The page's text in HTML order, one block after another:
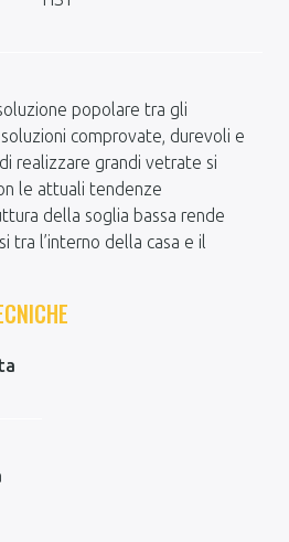
popolare tra gli
comprovate, durevoli e
realizzare grandi vetrate si
le attuali tendenze
della soglia bassa rende
tra l’interno della casa e il